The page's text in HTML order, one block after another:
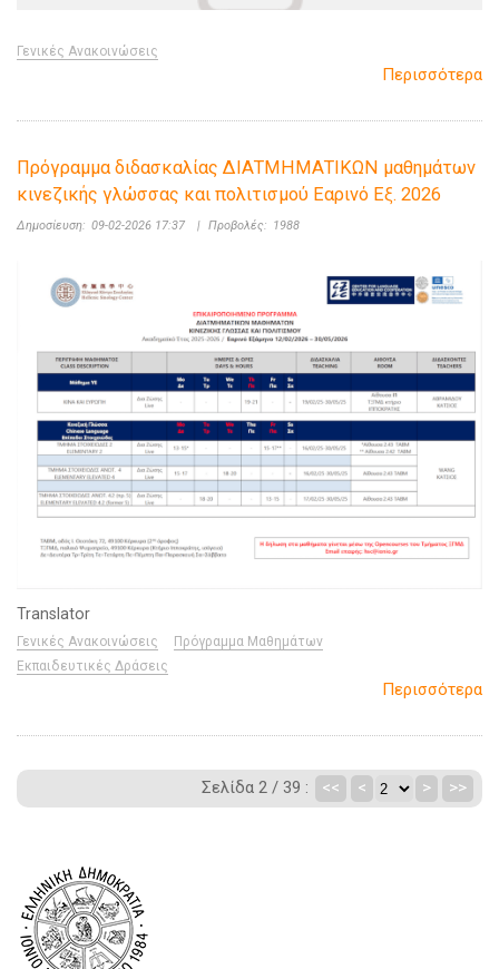
Γενικές Ανακοινώσεις
Περισσότερα
Πρόγραμμα διδασκαλίας ΔΙΑΤΜΗΜΑΤΙΚΩΝ μαθημάτων
κινεζικής γλώσσας και πολιτισμού Εαρινό Εξ. 2026
Δημοσίευση: 09-02-2026 17:37 | Προβολές: 1988
Translator
Γενικές Ανακοινώσεις
Πρόγραμμα Μαθημάτων
Εκπαιδευτικές Δράσεις
Περισσότερα
Σελίδα 2 / 39 : << < > >>